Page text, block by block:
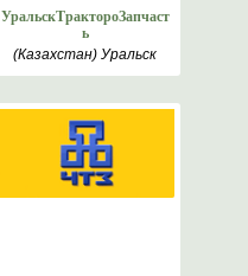
УральскТрактороЗапчаст
ь
(Казахстан) Уральск